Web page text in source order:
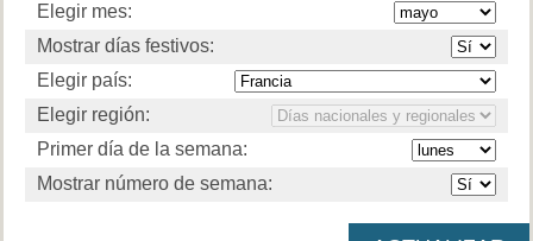
Elegir mes:
Mostrar días festivos:
Elegir país:
Elegir región:
Primer día de la semana:
Mostrar número de semana: